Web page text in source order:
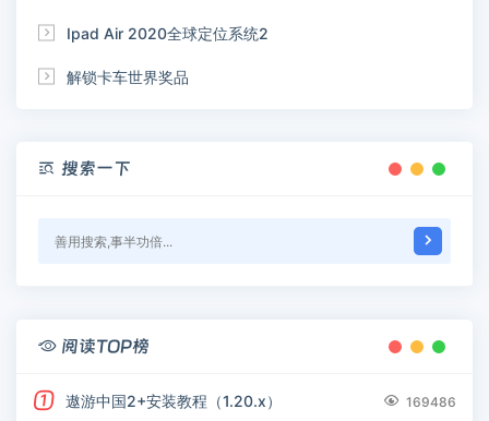
 Ipad Air 2020全球定位系统2
 解锁卡车世界奖品
 搜索一下
 阅读TOP榜
遨游中国2+安装教程（1.20.x）  169486